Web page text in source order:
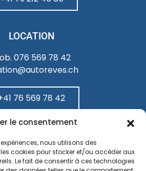
le consentement
nous utilisons des
cookies pour stocker et/ou accéder aux
Le fait de consentir à ces technologies
LOCATION
076 569 78 42
76 569 78 42
de confidentialité